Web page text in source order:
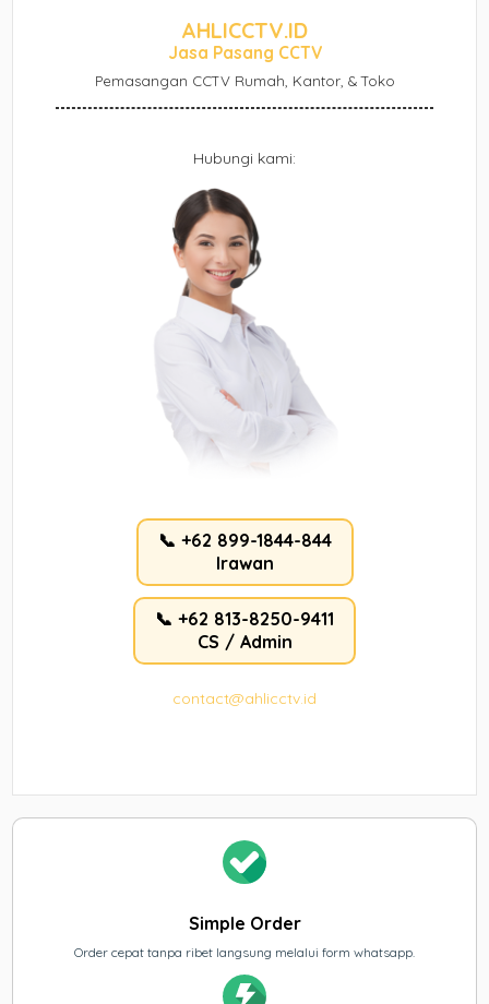
AHLICCTV.ID
Jasa Pasang CCTV
Pemasangan CCTV Rumah, Kantor, & Toko
Hubungi kami:
📞 +62 899-1844-844
Irawan
📞 +62 813-8250-9411
CS / Admin
contact@ahlicctv.id
Simple Order
Order cepat tanpa ribet langsung melalui form whatsapp.